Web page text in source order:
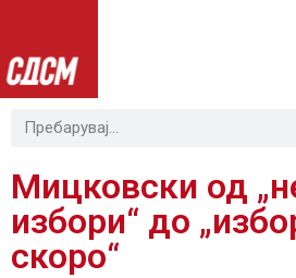
Мицковски од
избори“ до
скоро“